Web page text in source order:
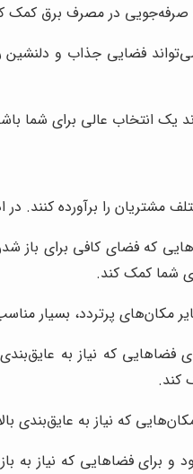
و صرفه‌جویی در مصرف برق کمک
فضایی جذاب و دلنشین را
یک انتخاب عالی برای شما
را برآورده کنند. در
که فضای کافی برای
شما کمک کند.
مکان‌های پرتردد، بسیار
که نیاز به
کند.
که نیاز به عایق‌بندی
و برای فضاهایی که نیاز